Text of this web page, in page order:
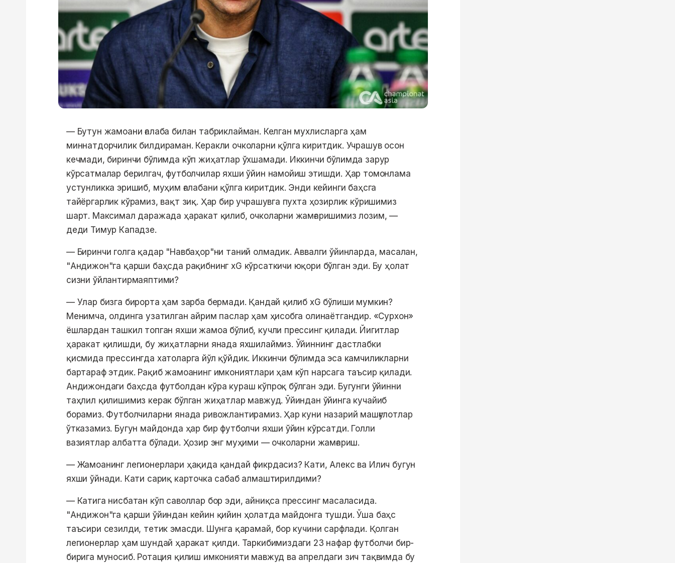
— Бутун жамоани ғалаба билан табриклайман. Келган мухлисларга ҳам
миннатдорчилик билдираман. Керакли очколарни қўлга киритдик. Учрашув осон
кечмади, биринчи бўлимда кўп жиҳатлар ўхшамади. Иккинчи бўлимда зарур
кўрсатмалар берилгач, футболчилар яхши ўйин намойиш этишди. Ҳар томонлама
устунликка эришиб, муҳим ғалабани қўлга киритдик. Энди кейинги баҳсга
тайёргарлик кўрамиз, вақт зиқ. Ҳар бир учрашувга пухта ҳозирлик кўришимиз
шарт. Максимал даражада ҳаракат қилиб, очколарни жамғаришимиз лозим, —
деди Тимур Кападзе.
— Биринчи голга қадар "Навбаҳор"ни таний олмадик. Аввалги ўйинларда, масалан,
"Андижон"га қарши баҳсда рақибнинг xG кўрсаткичи юқори бўлган эди. Бу ҳолат
сизни ўйлантирмаяптими?
— Улар бизга бирорта ҳам зарба бермади. Қандай қилиб xG бўлиши мумкин?
Менимча, олдинга узатилган айрим паслар ҳам ҳисобга олинаётгандир. «Сурхон»
ёшлардан ташкил топган яхши жамоа бўлиб, кучли прессинг қилади. Йигитлар
ҳаракат қилишди, бу жиҳатларни янада яхшилаймиз. Ўйиннинг дастлабки
қисмида прессингда хатоларга йўл қўйдик. Иккинчи бўлимда эса камчиликларни
бартараф этдик. Рақиб жамоанинг имкониятлари ҳам кўп нарсага таъсир қилади.
Андижондаги баҳсда футболдан кўра кураш кўпроқ бўлган эди. Бугунги ўйинни
таҳлил қилишимиз керак бўлган жиҳатлар мавжуд. Ўйиндан ўйинга кучайиб
борамиз. Футболчиларни янада ривожлантирамиз. Ҳар куни назарий машғулотлар
ўтказамиз. Бугун майдонда ҳар бир футболчи яхши ўйин кўрсатди. Голли
вазиятлар албатта бўлади. Ҳозир энг муҳими — очколарни жамғариш.
— Жамоанинг легионерлари ҳақида қандай фикрдасиз? Кати, Алекс ва Илич бугун
яхши ўйнади. Кати сариқ карточка сабаб алмаштирилдими?
— Катига нисбатан кўп саволлар бор эди, айниқса прессинг масаласида.
"Андижон"га қарши ўйиндан кейин қийин ҳолатда майдонга тушди. Ўша баҳс
таъсири сезилди, тетик эмасди. Шунга қарамай, бор кучини сарфлади. Қолган
легионерлар ҳам шундай ҳаракат қилди. Таркибимиздаги 23 нафар футболчи бир-
бирига муносиб. Ротация қилиш имконияти мавжуд ва апрелдаги зич тақвимда бу